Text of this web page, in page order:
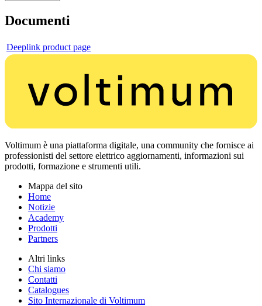
Documenti
Deeplink product page
Voltimum è una piattaforma digitale, una community che fornisce ai
professionisti del settore elettrico aggiornamenti, informazioni sui
prodotti, formazione e strumenti utili.
Mappa del sito
Home
Notizie
Academy
Prodotti
Partners
Altri links
Chi siamo
Contatti
Catalogues
Sito Internazionale di Voltimum